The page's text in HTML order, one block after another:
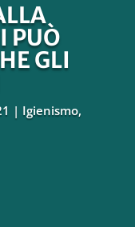
PUÒ
GLI
Igienismo,